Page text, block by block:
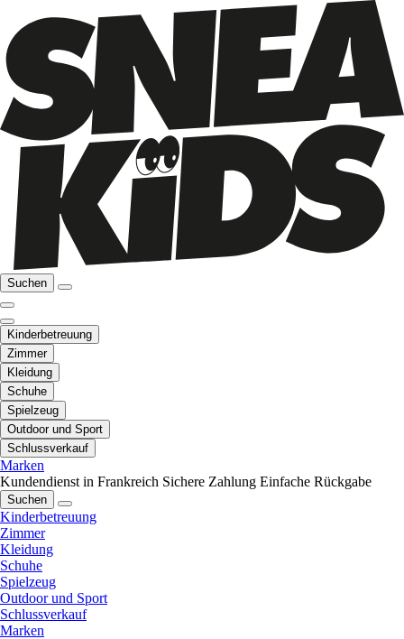
Suchen
Kinderbetreuung
Zimmer
Kleidung
Schuhe
Spielzeug
Outdoor und Sport
Schlussverkauf
Marken
Kundendienst in Frankreich Sichere Zahlung Einfache Rückgabe
Suchen
Kinderbetreuung
Zimmer
Kleidung
Schuhe
Spielzeug
Outdoor und Sport
Schlussverkauf
Marken